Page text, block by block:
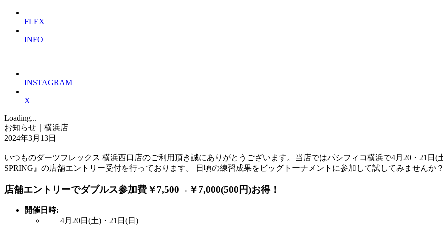
FLEX
INFO
INSTAGRAM
X
Loading...
お知らせ｜横浜店
2024年3月13日
いつものダーツフレックス 横浜西口店のご利用頂き誠にありがとうございます。 ​​当店ではパシフィコ横浜で4月20・21日
SPRING』の店舗エントリー受付を行っております。 日頃の練習成果をビッグトーナメントに参加して試してみませんか？
店舗エントリーでダブルス参加費￥7,500→￥7,000(500円)お得！
開催日時:
4月20日(土)・21日(日)